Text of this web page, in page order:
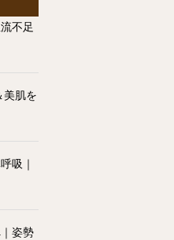
不足
美肌を
吸｜
姿勢